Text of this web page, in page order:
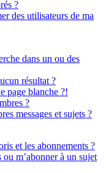
?
des utilisateurs de ma
dans un ou des
résultat ?
page blanche ?!
?
messages et sujets ?
et les abonnements ?
m’abonner à un sujet